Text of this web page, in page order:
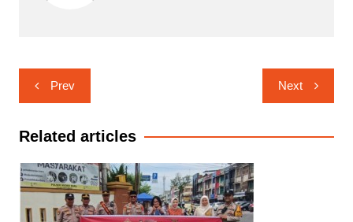
Navigasi
pos
Prev Next
Related articles